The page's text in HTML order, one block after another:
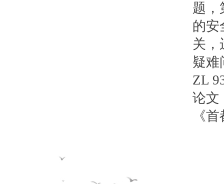
题，
的安
关，
疑难
ZL
论文
《